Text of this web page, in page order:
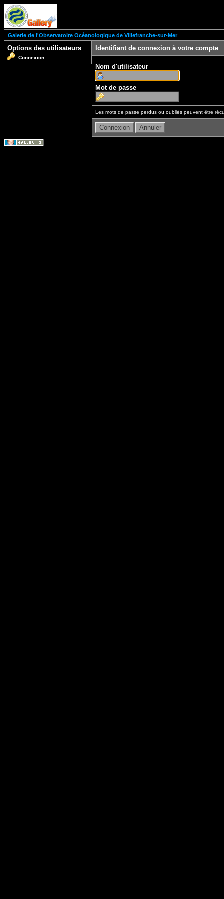
Galerie de l'Observatoire Océanologique de Villefranche-sur-Mer
Options des utilisateurs
Connexion
Identifiant de connexion à votre compte
Nom d'utilisateur
Mot de passe
Les mots de passe perdus ou oubliés peuvent être